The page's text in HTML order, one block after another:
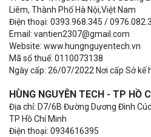
Liêm, Thành Phố Hà Nội,Việt Nam
Điện thoại: 0393.968.345 /
Email: vantien2307@gmail.com
Website: www.hungnguyentech.vn
Mã số thuế: 0110073138
Ngày cấp: 26/07/2022 Nơi cấp Sở kế
HÙNG NGUYÊN TECH - TP HỒ
Địa chỉ: D7/6B Đường Dương Đình
TP Hồ Chí Minh
Điện thoại: 0934616395